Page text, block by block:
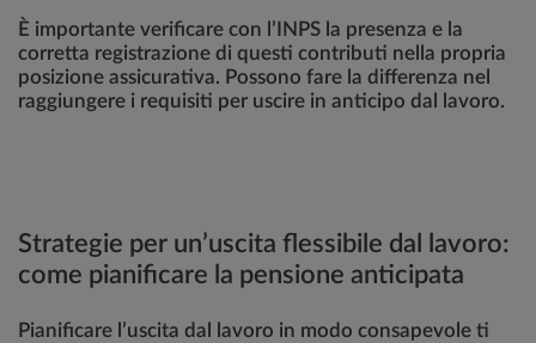
È importante verificare con l’INPS la presenza e la
corretta registrazione di questi contributi nella propria
posizione assicurativa. Possono fare la differenza nel
raggiungere i requisiti per uscire in anticipo dal lavoro.
Strategie per un’uscita flessibile dal lavoro:
come pianificare la pensione anticipata
Pianificare l’uscita dal lavoro in modo consapevole ti